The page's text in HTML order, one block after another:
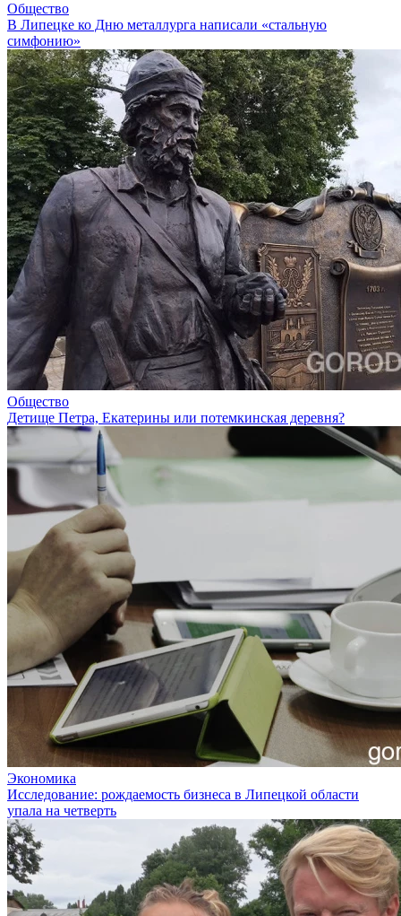
Общество
В Липецке ко Дню металлурга написали «стальную
симфонию»
Общество
Детище Петра, Екатерины или потемкинская деревня?
Экономика
Исследование: рождаемость бизнеса в Липецкой области
упала на четверть